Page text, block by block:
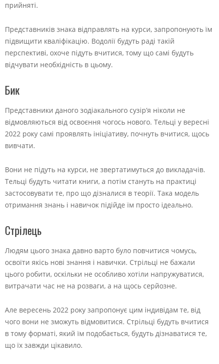
прийняті.
Представників знака відправлять на курси, запропонують їм
підвищити кваліфікацію. Водолії будуть раді такій
перспективі, охоче підуть вчитися, тому що самі будуть
відчувати необхідність в цьому.
Бик
Представники даного зодіакального сузір’я ніколи не
відмовляються від освоєння чогось нового. Тельці у вересні
2022 року самі проявлять ініціативу, почнуть вчитися, щось
вивчати.
Вони не підуть на курси, не звертатимуться до викладачів.
Тельці будуть читати книги, а потім стануть на практиці
застосовувати те, про що дізналися в теорії. Така модель
отримання знань і навичок підійде їм просто ідеально.
Стрілець
Людям цього знака давно варто було повчитися чомусь,
освоїти якісь нові знання і навички. Стрільці не бажали
цього робити, оскільки не особливо хотіли напружуватися,
витрачати час не на розваги, а на щось серйозне.
Але вересень 2022 року запропонує цим індивідам те, від
чого вони не зможуть відмовитися. Стрільці будуть вчитися
в тому форматі, який їм подобається, будуть дізнаватися те,
що їх завжди цікавило.